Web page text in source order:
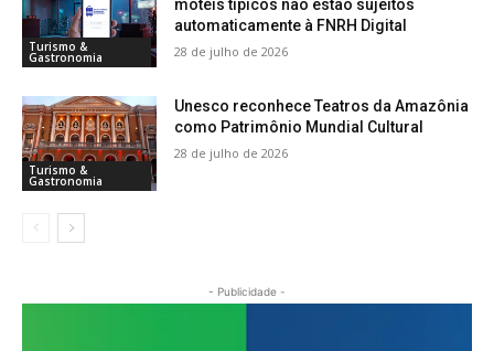
Turismo &
Gastronomia
motéis típicos não estão sujeitos
automaticamente à FNRH Digital
28 de julho de 2026
Turismo &
Gastronomia
Unesco reconhece Teatros da Amazônia
como Patrimônio Mundial Cultural
28 de julho de 2026
- Publicidade -